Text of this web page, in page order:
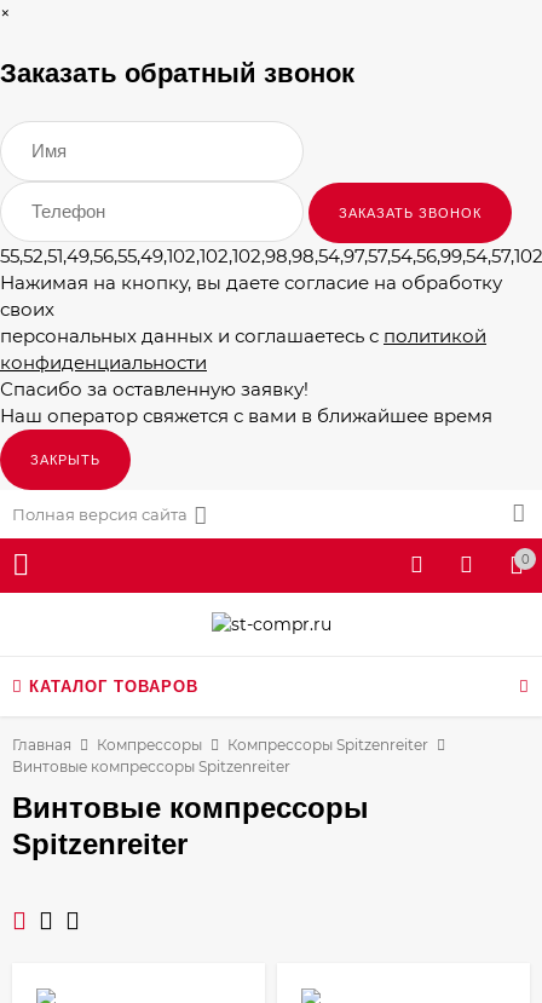
×
Заказать обратный звонок
Нажимая на кнопку, вы даете согласие на обработку
своих
персональных данных и соглашаетесь с политикой
конфиденциальности
Спасибо за оставленную заявку!
Наш оператор свяжется с вами в ближайшее время
ЗАКРЫТЬ
Полная версия сайта
0
КАТАЛОГ ТОВАРОВ
Главная Компрессоры
Компрессоры Spitzenreiter
Винтовые компрессоры Spitzenreiter
Винтовые компрессоры
Spitzenreiter